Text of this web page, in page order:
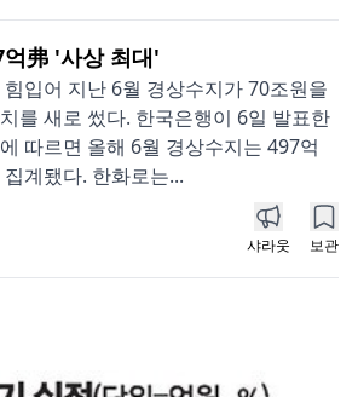
弗 '사상 최대'
입어 지난 6월 경상수지가 70조원을
를 새로 썼다. 한국은행이 6일 발표한
따르면 올해 6월 경상수지는 497억
계됐다. 한화로는...
샤라웃 보관